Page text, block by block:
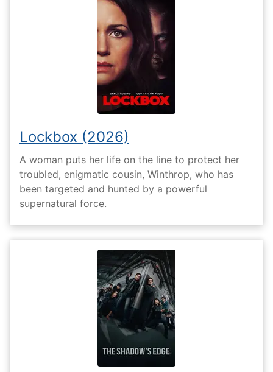
Lockbox (2026)
A woman puts her life on the line to protect her
troubled, enigmatic cousin, Winthrop, who has
been targeted and hunted by a powerful
supernatural force.